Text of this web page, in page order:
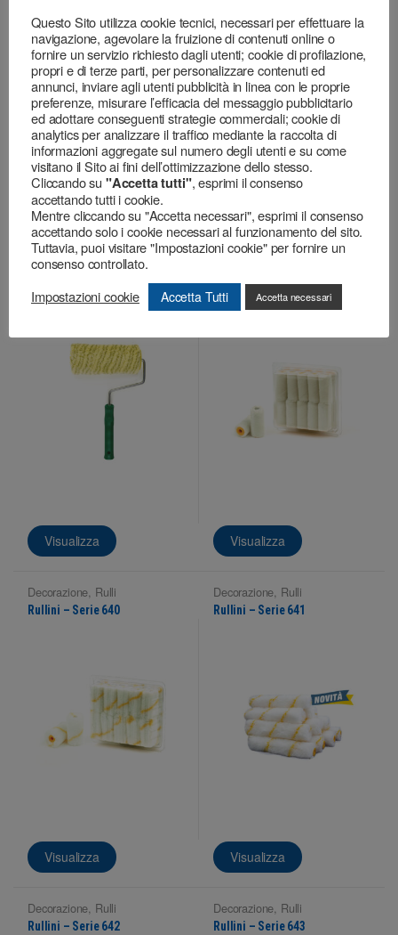
Visualizza Visualizza
Decorazione ,Rulli
Rembrant – Serie 692
Visualizza
Rullini – Serie 624
Visualizza
Decorazione Rulli
Rullini – Serie 640
Visualizza
Decorazione Rulli
Rullini – Serie 641
Visualizza
Decorazione, Rulli
Rullini – Serie 642
Decorazione, Rulli
Rullini – Serie 643
Questo Sito utilizza cookie tecnici, necessari per effettuare la
navigazione, agevolare la fruizione di contenuti online o
fornire un servizio richiesto dagli utenti; cookie di profilazione,
propri e di terze parti, per personalizzare contenuti ed
annunci, inviare agli utenti pubblicità in linea con le proprie
preferenze, misurare l’efficacia del messaggio pubblicitario
ed adottare conseguenti strategie commerciali; cookie di
analytics per analizzare il traffico mediante la raccolta di
informazioni aggregate sul numero degli utenti e su come
visitano il Sito ai fini dell’ottimizzazione dello stesso.
Cliccando su "Accetta tutti", esprimi il consenso
accettando tutti i cookie.
Mentre cliccando su "Accetta necessari", esprimi il consenso
accettando solo i cookie necessari al funzionamento del sito.
Tuttavia, puoi visitare "Impostazioni cookie" per fornire un
consenso controllato.
Impostazioni cookie
Accetta Tutti Accetta necessari